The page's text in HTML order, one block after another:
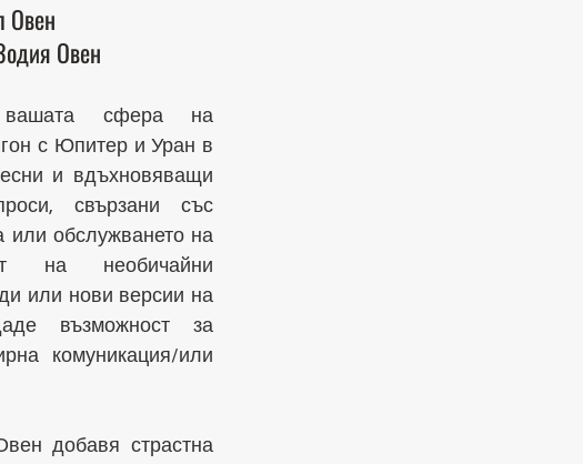
Овен
Овен
сфера на
с Юпитер и Уран в
и вдъхновяващи
свързани със
или обслужването на
на необичайни
или нови версии на
възможност за
комуникация/или
добавя страстна